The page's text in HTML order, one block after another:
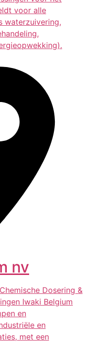
voor alle
waterzuivering,
nv
Dosering &
Iwaki Belgium
en
en
met een